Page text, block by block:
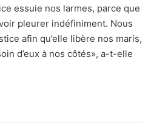
essuie nos larmes, parce que
pleurer indéfiniment. Nous
afin qu’elle libère nos maris,
d’eux à nos côtés», a-t-elle